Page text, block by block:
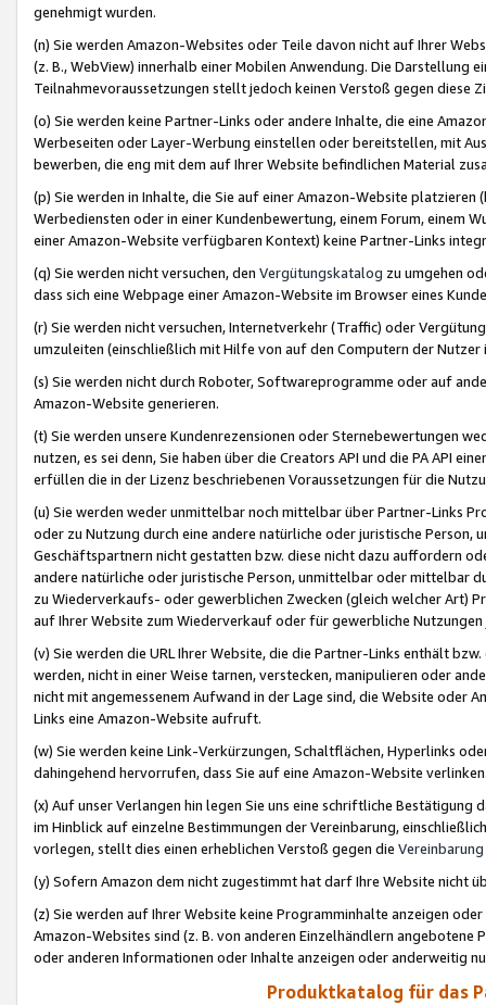
genehmigt wurden.
(n) Sie werden Amazon-Websites oder Teile davon nicht auf Ihrer
(z. B., WebView) innerhalb einer Mobilen Anwendung. Die Darstellung
Teilnahmevoraussetzungen stellt jedoch keinen Verstoß gegen diese
(o) Sie werden keine Partner-Links oder andere Inhalte, die eine
Werbeseiten oder Layer-Werbung einstellen oder bereitstellen, mit
bewerben, die eng mit dem auf Ihrer Website befindlichen Material
(p) Sie werden in Inhalte, die Sie auf einer Amazon-Website
Werbediensten oder in einer Kundenbewertung, einem Forum, einem
einer Amazon-Website verfügbaren Kontext) keine Partner-Links
(q) Sie werden nicht versuchen, den Vergütungskatalog zu umgehen
dass sich eine Webpage einer Amazon-Website im Browser eines
(r) Sie werden nicht versuchen, Internetverkehr (Traffic) oder
umzuleiten (einschließlich mit Hilfe von auf den Computern der
(s) Sie werden nicht durch Roboter, Softwareprogramme oder auf
Amazon-Website generieren.
(t) Sie werden unsere Kundenrezensionen oder Sternebewertungen
nutzen, es sei denn, Sie haben über die Creators API und die PA API
erfüllen die in der Lizenz beschriebenen Voraussetzungen für die
(u) Sie werden weder unmittelbar noch mittelbar über Partner-Links
oder zu Nutzung durch eine andere natürliche oder juristische
Geschäftspartnern nicht gestatten bzw. diese nicht dazu auffordern
andere natürliche oder juristische Person, unmittelbar oder mittelbar
zu Wiederverkaufs- oder gewerblichen Zwecken (gleich welcher Art)
auf Ihrer Website zum Wiederverkauf oder für gewerbliche
(v) Sie werden die URL Ihrer Website, die die Partner-Links enthält
werden, nicht in einer Weise tarnen, verstecken, manipulieren oder
nicht mit angemessenem Aufwand in der Lage sind, die Website oder
Links eine Amazon-Website aufruft.
(w) Sie werden keine Link-Verkürzungen, Schaltflächen, Hyperlinks
dahingehend hervorrufen, dass Sie auf eine Amazon-Website
(x) Auf unser Verlangen hin legen Sie uns eine schriftliche
im Hinblick auf einzelne Bestimmungen der Vereinbarung,
vorlegen, stellt dies einen erheblichen Verstoß gegen die Vereinbarung
(y) Sofern Amazon dem nicht zugestimmt hat darf Ihre Website nicht
(z) Sie werden auf Ihrer Website keine Programminhalte anzeigen
Amazon-Websites sind (z. B. von anderen Einzelhändlern
oder anderen Informationen oder Inhalte anzeigen oder anderweitig
Produktkatalog für das